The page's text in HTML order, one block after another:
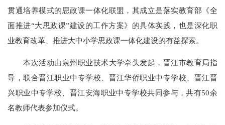
贯通培养模式的思政课一体化联盟，其成立是落实教育部《全
面推进“大思政课”建设的工作方案》的具体实践，也是深化职
业教育改革、推进大中小学思政课一体化建设的有益探索。
本次活动由泉州职业技术大学牵头发起，晋江市教育局指
导，联合晋江职业中专学校、晋江华侨职业中专学校、晋江晋
兴职业中专学校、晋江安海职业中专学校共同参与，共有50余
名教师代表参加仪式。